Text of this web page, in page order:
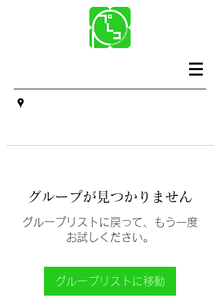
グループが見つかりません
グループリストに戻って、もう一度
お試しください。
グループリストに移動